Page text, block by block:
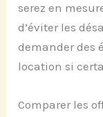
serez en
d’éviter les
demander des
location si
Comparer les